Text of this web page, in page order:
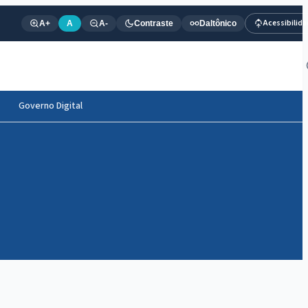
A+ A A- Contraste Daltônico
Governo Digital